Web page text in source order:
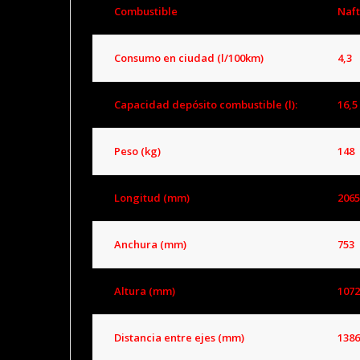
Combustible
Consumo en ciudad (l/100km) 4,3
Capacidad depósito combustible (l): 16,5
Peso (kg) 148
Longitud (mm) 2065
Anchura (mm) 753
Altura (mm) 1072
Distancia entre ejes (mm) 1386